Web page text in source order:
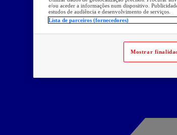
e/ou aceder a informações num dispositivo.
estudos de audiência e desenvolvimento de serviços.
Lista de parceiros (fornecedores)
Mostrar